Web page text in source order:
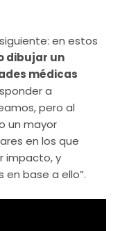
en estos
dibujar un
médicas
a
pero al
un mayor
en los que
impacto, y
base a ello”.